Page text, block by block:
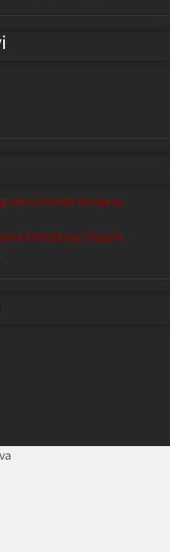
vijeća Grada Sarajeva
Udruženju slijepih